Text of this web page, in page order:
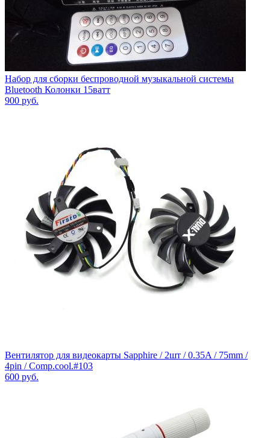
Набор для сборки беспроводной музыкальной системы
Bluetooth Колонки 15ватт
900 руб.
Вентилятор для видеокарты Sapphire / 2шт / 0.35A / 75mm /
4pin / Comp.cool.#103
600 руб.